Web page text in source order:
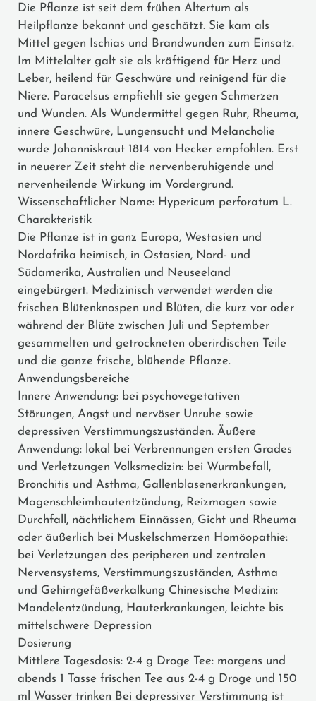
Die Pflanze ist seit dem frühen Altertum als
Heilpflanze bekannt und geschätzt. Sie kam als
Mittel gegen Ischias und Brandwunden zum Einsatz.
Im Mittelalter galt sie als kräftigend für Herz und
Leber, heilend für Geschwüre und reinigend für die
Niere. Paracelsus empfiehlt sie gegen Schmerzen
und Wunden. Als Wundermittel gegen Ruhr, Rheuma,
innere Geschwüre, Lungensucht und Melancholie
wurde Johanniskraut 1814 von Hecker empfohlen. Erst
in neuerer Zeit steht die nervenberuhigende und
nervenheilende Wirkung im Vordergrund.
Wissenschaftlicher Name: Hypericum perforatum L.
Charakteristik
Die Pflanze ist in ganz Europa, Westasien und
Nordafrika heimisch, in Ostasien, Nord- und
Südamerika, Australien und Neuseeland
eingebürgert. Medizinisch verwendet werden die
frischen Blütenknospen und Blüten, die kurz vor oder
während der Blüte zwischen Juli und September
gesammelten und getrockneten oberirdischen Teile
und die ganze frische, blühende Pflanze.
Anwendungsbereiche
Innere Anwendung: bei psychovegetativen
Störungen, Angst und nervöser Unruhe sowie
depressiven Verstimmungszuständen. Äußere
Anwendung: lokal bei Verbrennungen ersten Grades
und Verletzungen Volksmedizin: bei Wurmbefall,
Bronchitis und Asthma, Gallenblasenerkrankungen,
Magenschleimhautentzündung, Reizmagen sowie
Durchfall, nächtlichem Einnässen, Gicht und Rheuma
oder äußerlich bei Muskelschmerzen Homöopathie:
bei Verletzungen des peripheren und zentralen
Nervensystems, Verstimmungszuständen, Asthma
und Gehirngefäßverkalkung Chinesische Medizin:
Mandelentzündung, Hauterkrankungen, leichte bis
mittelschwere Depression
Dosierung
Mittlere Tagesdosis: 2-4 g Droge Tee: morgens und
abends 1 Tasse frischen Tee aus 2-4 g Droge und 150
ml Wasser trinken Bei depressiver Verstimmung ist